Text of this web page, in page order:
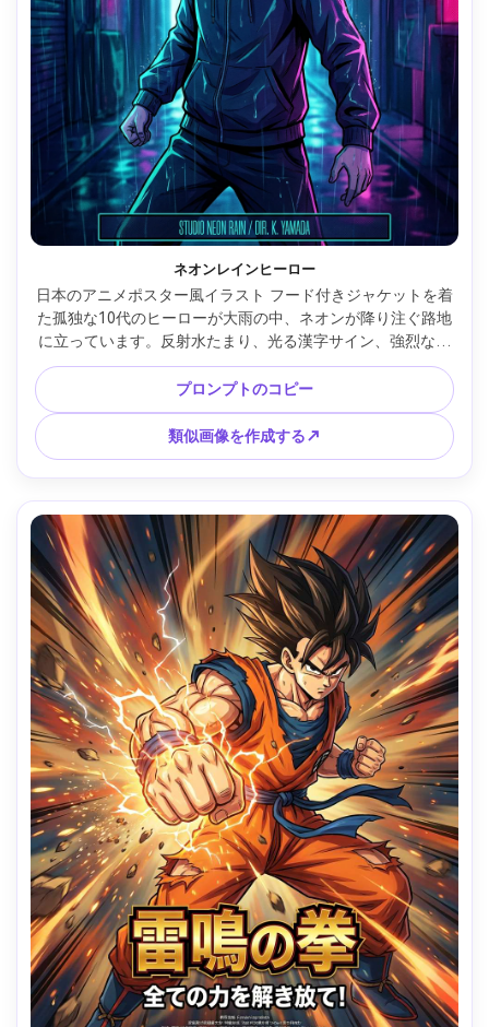
ネオンレインヒーロー
日本のアニメポスター風イラスト フード付きジャケットを着
た孤独な10代のヒーローが大雨の中、ネオンが降り注ぐ路地
に立っています。反射水たまり、光る漢字サイン、強烈な決
意の目、映画のようなバックライト、強力なリムライト、す
っきりとしたラインワークとセルシェーディング、微妙なハ
ーフトーングレイン、ダイナミックな斜め構成、上部に大胆
な空のタイトルエリア、下部に小さなクレジットストリッ
プ、ハイコントラストのティールとマゼンタのパレット、傑
作品質、85mmレンズ、浅い被写界深度 --ar 4:5
プロンプトのコピー
類似画像を作成する↗